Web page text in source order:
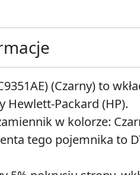
(Czarny) to
Packard (HP).
w kolorze:
tego pojemnika to